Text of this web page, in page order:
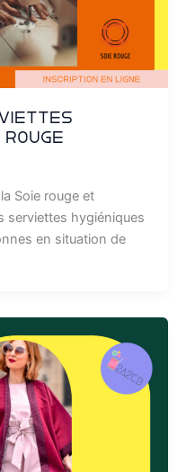
Soie rouge et
serviettes hygiéniques
en situation de